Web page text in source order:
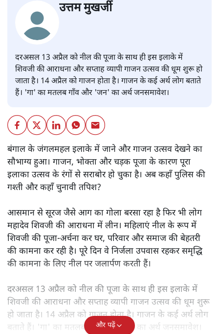
उत्तम मुखर्जी
दरअसल 13 अप्रैल को नील की पूजा के साथ ही इस इलाके में
शिवजी की आराधना और सप्ताह व्यापी गाजन उत्सव की धूम शुरू हो
जाता है। 14 अप्रैल को गाजन होता है। गाजन के कई अर्थ लोग बताते
हैं। 'गा' का मतलब गाँव और 'जन' का अर्थ जनसमावेश।
बंगाल के जंगलमहल इलाके में जाने और गाजन उत्सव देखने का
सौभाग्य हुआ। गाजन, भोक्ता और चड़क पूजा के कारण पूरा
इलाका उत्सव के रंगों से सराबोर हो चुका है। अब कहाँ पुलिस की
गश्ती और कहाँ चुनावी तपिश?
आसमान से सूरज जैसे आग का गोला बरसा रहा है फिर भी लोग
महादेव शिवजी की आराधना में लीन। महिलाएं नील के रूप में
शिवजी की पूजा-अर्चना कर घर, परिवार और समाज की बेहतरी
की कामना कर रही है। पूरे दिन वे निर्जला उपवास रहकर समृद्धि
की कामना के लिए नील पर जलार्पण करती हैं।
दरअसल 13 अप्रैल को नील की पूजा के साथ ही इस इलाके में
शिवजी की आराधना और सप्ताह व्यापी गाजन उत्सव की धूम शुरू
हो जाता है। 14 अप्रैल को गाजन होता है। गाजन के कई अर्थ लोग
बताते हैं। 'गा' का मतलब गाँव और 'जन' का अर्थ जनसमावेश।
और पढ़ें